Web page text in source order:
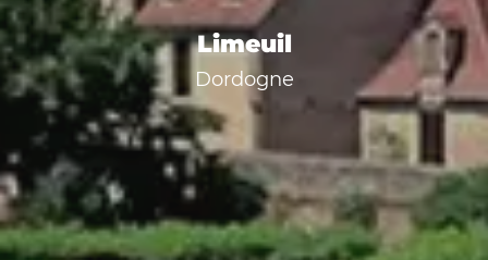
Limeuil
Dordogne